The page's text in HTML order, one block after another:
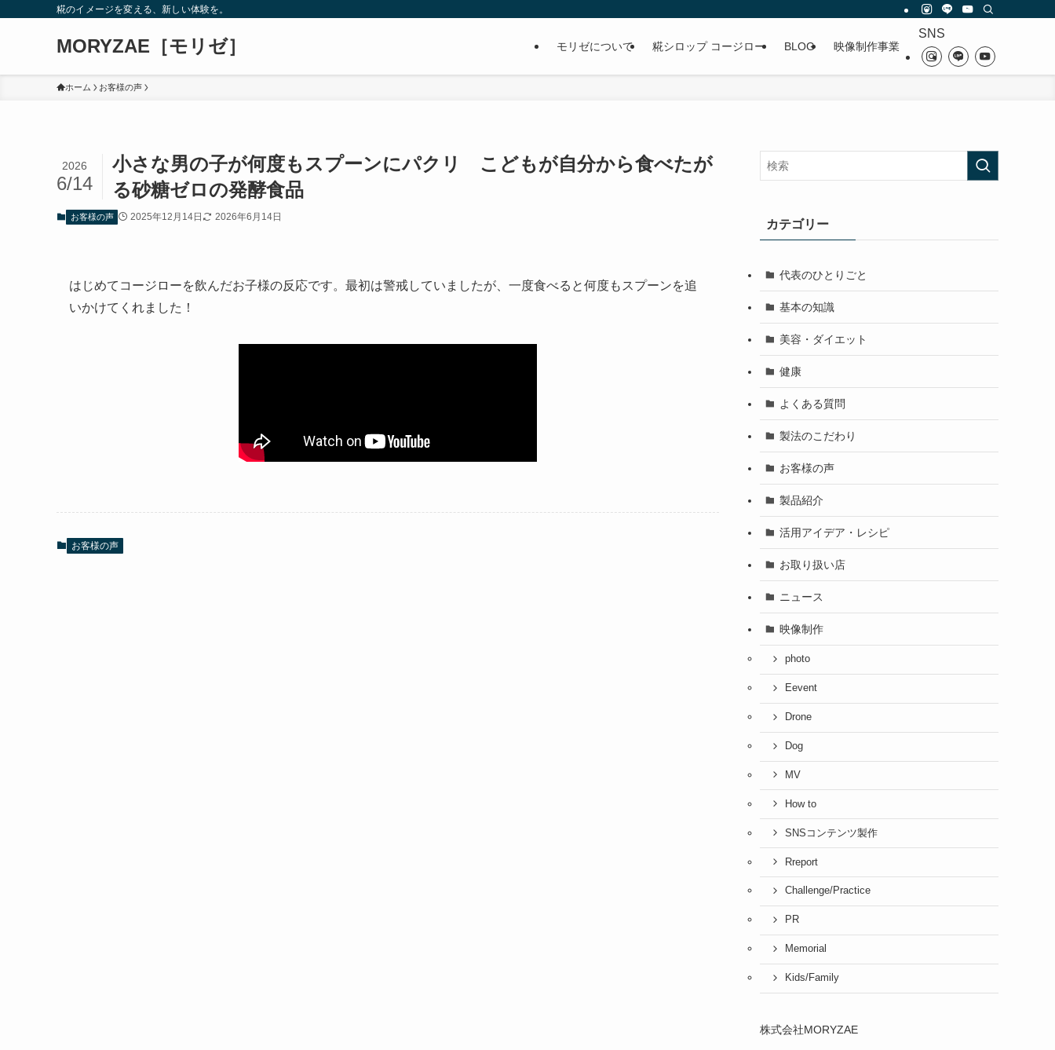
糀のイメージを変える、新しい体験を。
MORYZAE［モリゼ］ モリゼについて 糀シロップ コージロー BLOG 映像制作事業
SNS
ホーム お客様の声
小さな男の子が何度もスプーンにパクリ こどもが自分から食べたが
る砂糖ゼロの発酵食品
2026
6/14
お客様の声 2025年12月14日 2026年6月14日
はじめてコージローを飲んだお子様の反応です。最初は警戒していましたが、一度食べると何度もスプーンを追
いかけてくれました！
お客様の声
カテゴリー
代表のひとりごと
基本の知識
美容・ダイエット
健康
よくある質問
製法のこだわり
お客様の声
製品紹介
活用アイデア・レシピ
お取り扱い店
ニュース
映像制作
photo
Eevent
Drone
Dog
MV
How to
SNSコンテンツ製作
Rreport
Challenge/Practice
PR
Memorial
Kids/Family
株式会社MORYZAE